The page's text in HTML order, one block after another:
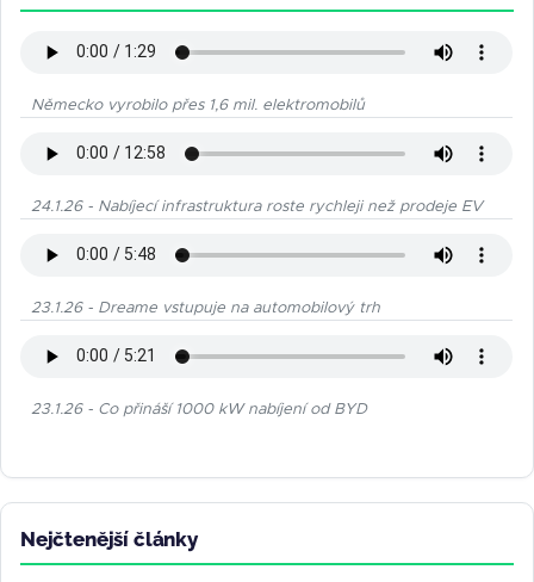
Německo vyrobilo přes 1,6 mil. elektromobilů
24.1.26 - Nabíjecí infrastruktura roste rychleji než prodeje EV
23.1.26 - Dreame vstupuje na automobilový trh
23.1.26 - Co přináší 1000 kW nabíjení od BYD
Nejčtenější články